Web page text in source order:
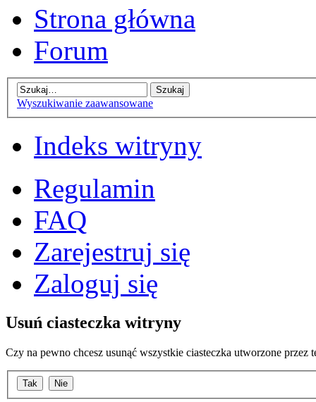
Strona główna
Forum
Wyszukiwanie zaawansowane
Indeks witryny
Regulamin
FAQ
Zarejestruj się
Zaloguj się
Usuń ciasteczka witryny
Czy na pewno chcesz usunąć wszystkie ciasteczka utworzone przez